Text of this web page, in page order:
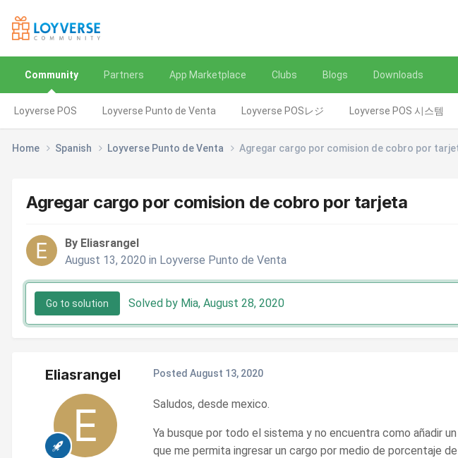
Community
Loyverse POS Loyverse Punto de Venta Loyverse POSレジ Loyverse POS 시스템
Partners App Marketplace Clubs Blogs Downloads
Home Spanish Loyverse Punto de Venta Agregar cargo por comision de cobro por
Agregar cargo por comision de cobro por tarjeta
By Eliasrangel
August 13, 2020 in Loyverse Punto de Venta
Go to solution Solved by Mia, August 28, 2020
Eliasrangel Posted August 13, 2020
Saludos, desde mexico.
Ya busque por todo el sistema y no encuentra como añadir
que me permita ingresar un cargo por medio de porcentaje